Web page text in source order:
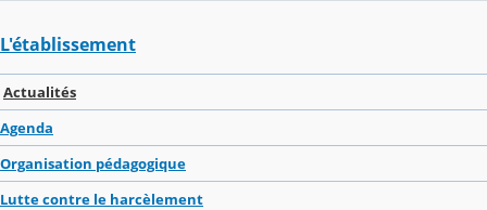
L'établissement
Actualités
Agenda
Organisation pédagogique
Lutte contre le harcèlement